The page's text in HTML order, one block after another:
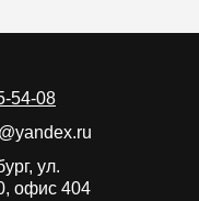
54-08
ул.
офис 404